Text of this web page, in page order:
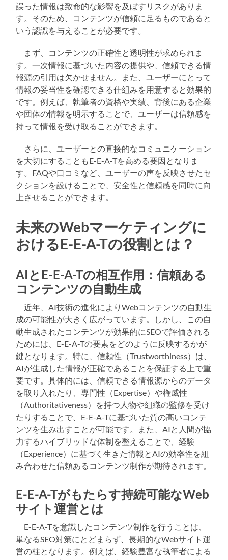
誤った情報は致命的な影響を及ぼすリスクがありま
す。そのため、コンテンツが信頼に足るものであると
いう認識を与えることが必要です。
まず、コンテンツの正確性と透明性が求められま
す。一次情報に基づいた内容の提供や、信頼できる情
報源の引用は欠かせません。また、ユーザーにとって
情報の妥当性を確認できる仕組みを用意すると効果的
です。例えば、執筆者の資格や実績、背後にある企業
や団体の情報を明示することで、ユーザーは信頼感を
持って情報を受け取ることができます。
さらに、ユーザーとの直接的なコミュニケーション
を大切にすることもE-E-A-Tを高める要因となりま
す。FAQや口コミなど、ユーザーの声を反映させたセ
クションを設けることで、安全性と信頼感を同時に向
上させることができます。
未来のWebマーケティングに
おけるE-E-A-Tの役割とは？
AIとE-E-A-Tの相互作用：信頼ある
コンテンツの自動生成
近年、AI技術の進化によりWebコンテンツの自動生
成の可能性が大きく広がっています。しかし、この自
動生成されたコンテンツが効果的にSEOで評価される
ためには、E-E-A-Tの要素をどのように反映するかが
鍵となります。特に、信頼性（Trustworthiness）は、
AIが生成した情報が正確であることを保証する上で重
要です。具体的には、信頼できる情報源からのデータ
を取り入れたり、専門性（Expertise）や権威性
（Authoritativeness）を持つ人物や組織の監修を受け
たりすることで、E-E-A-Tに基づいた質の高いコンテ
ンツを生み出すことが可能です。また、AIと人間が協
力するハイブリッドな体制を整えることで、経験
（Experience）に基づく生きた情報とAIの効率性を組
み合わせた信頼あるコンテンツ制作が期待されます。
E-E-A-Tがもたらす持続可能なWeb
サイト運営とは
E-E-A-Tを意識したコンテンツ制作を行うことは、
単なるSEO対策にとどまらず、長期的なWebサイト運
営の柱となります。例えば、経験豊富な執筆者による